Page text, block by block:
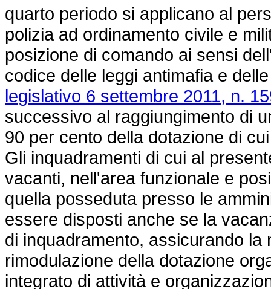
quarto periodo si applicano al
polizia ad ordinamento civile e
posizione di comando ai sensi
codice delle leggi antimafia e
legislativo 6 settembre 2011, n.
successivo al raggiungimento di
90 per cento della dotazione di
Gli inquadramenti di cui al
vacanti, nell'area funzionale e
quella posseduta presso le
essere disposti anche se la
di inquadramento, assicurando
rimodulazione della dotazione
integrato di attività e